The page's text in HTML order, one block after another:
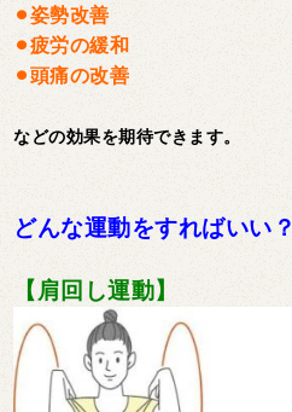
⚫︎姿勢改善
⚫︎疲労の緩和
⚫︎頭痛の改善
などの効果を期待できます。
どんな運動をすればいい？
【肩回し運動】